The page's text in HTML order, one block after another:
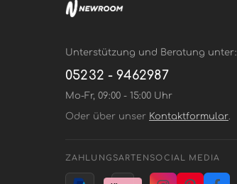
Unterstützung und Beratung unter:
05232 - 9462987
Mo-Fr, 09:00 - 15:00 Uhr
Oder über unser Kontaktformular.
ZAHLUNGSARTEN SOCIAL MEDIA